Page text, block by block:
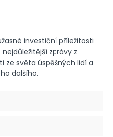
investiční příležitosti
zprávy z
ze světa úspěšných lidí a
dalšího.